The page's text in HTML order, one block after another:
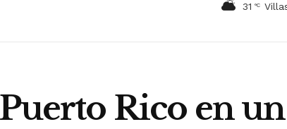
31 °C
Rico en un